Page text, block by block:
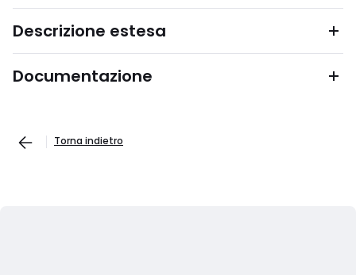
Descrizione estesa
Documentazione
Torna indietro